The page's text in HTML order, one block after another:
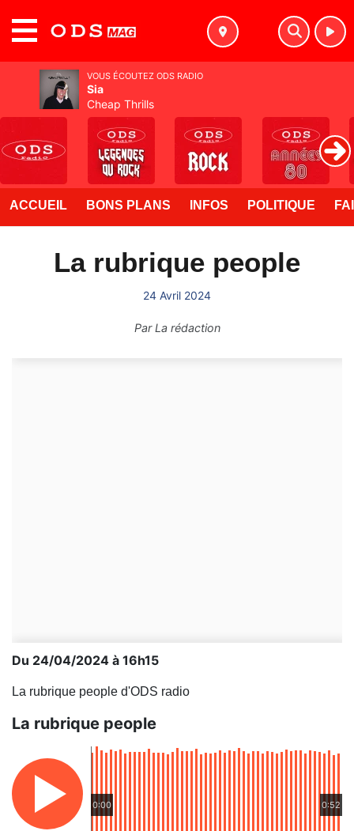
ACCUEIL BONS PLANS INFOS POLITIQUE
La rubrique people
24 Avril 2024
ParLa rédaction
Du 24/04/2024 à 16h15
La rubrique people d'ODS radio
La rubrique people
0:00 0:52
VOUS ÉCOUTEZ ODS RADIO
Sia
Cheap Thrills